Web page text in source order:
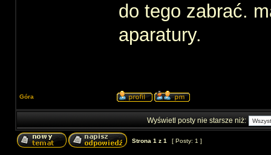
do tego zabrać.
aparatury.
Góra
Wyświetl posty nie starsze niż:
Strona 1 z 1 [ Posty: 1 ]